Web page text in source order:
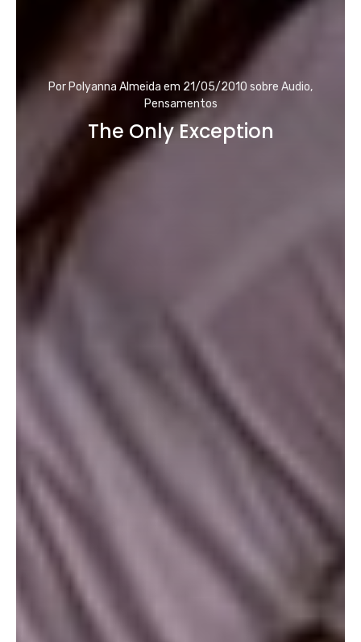
Por Polyanna Almeida em 21/05/2010 sobre Audio,
Pensamentos
The Only Exception